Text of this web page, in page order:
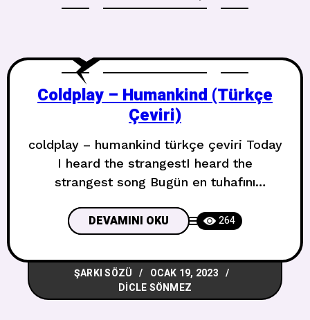
Coldplay – Humankind (Türkçe
Çeviri)
coldplay – humankind türkçe çeviri Today
I heard the strangestI heard the
strangest song Bugün en tuhafını
star away isPlaying it to turn us on Bir
yıldız kadar uzaktaki bir DJBizi tahrik
etmek için çalıyordu My heart started
glowingI feel it inside, it’s flowing Kalbim
parlamaya başladıİçimde hissediyorum,
DEVAMINI OKU 264
ŞARKI SÖZÜ
OCAK 19, 2023
DICLE SÖNMEZ